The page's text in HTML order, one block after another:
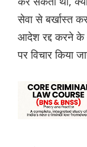
सेवा से बर्खास्त
आदेश रद्द करने के
पर विचार किया